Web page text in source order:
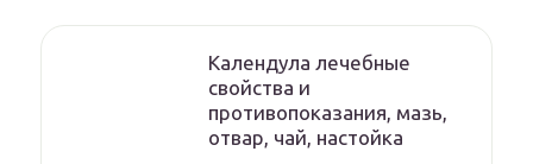
Календула лечебные
свойства и
противопоказания, мазь,
отвар, чай, настойка